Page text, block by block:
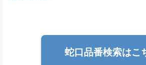
蛇口品番検索はこ